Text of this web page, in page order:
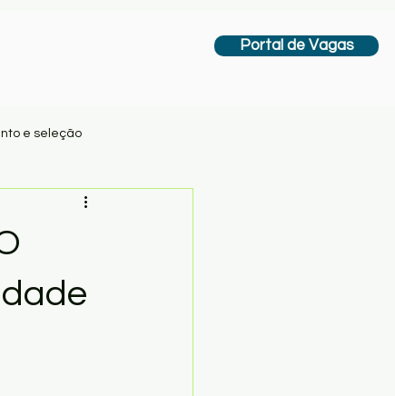
Portal de Vagas
e seleção
liderança